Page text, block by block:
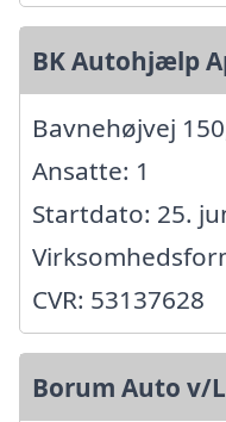
BK Autohjælp
Bavnehøjvej
Ansatte: 1
Startdato: 25.
CVR: 53137628
Borum Auto v/